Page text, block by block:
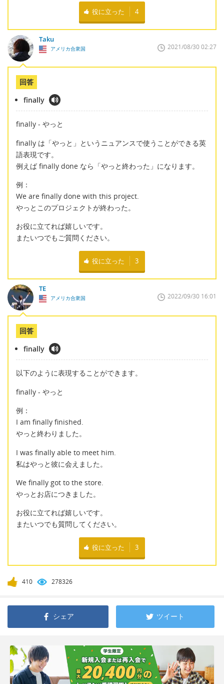
役に立った 4
Taku
アメリカ合衆国 2021/08/30 02:27
回答
finally
finally - やっと
finally は「やっと」というニュアンスで使うことができる英
語表現です。
例えば finally done なら「やっと終わった」になります。
例：
We are finally done with this project.
やっとこのプロジェクトが終わった。
お役に立てれば嬉しいです。
またいつでもご質問ください。
役に立った 3
TE
アメリカ合衆国 2022/09/30 16:01
回答
finally
以下のように表現することができます。
finally - やっと
例：
I am finally finished.
やっと終わりました。
I was finally able to meet him.
私はやっと彼に会えました。
We finally got to the store.
やっとお店につきました。
お役に立てれば嬉しいです。
またいつでも質問してください。
役に立った 3
410 278326
シェア ツイート